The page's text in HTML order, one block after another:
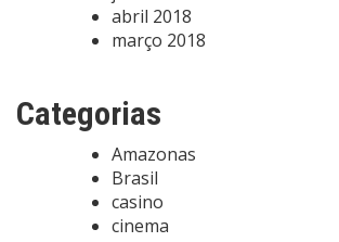
abril 2018
março 2018
Categorias
Amazonas
Brasil
casino
cinema